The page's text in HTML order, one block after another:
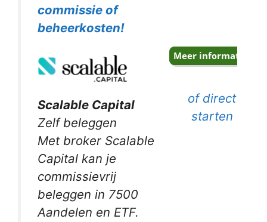
commissie of
beheerkosten!
Scalable Capital
Zelf beleggen
Met broker Scalable
Capital kan je
commissievrij
beleggen in 7500
Aandelen en ETF.
of direct
starten